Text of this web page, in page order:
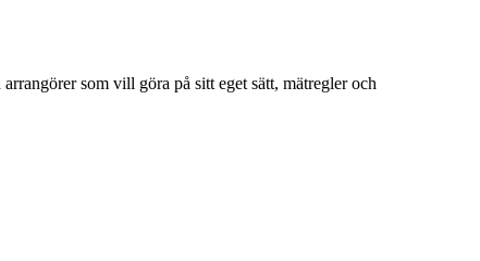
som vill göra på sitt eget sätt, mätregler och